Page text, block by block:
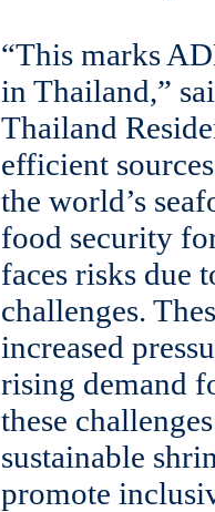
“This marks
in Thailand,”
Thailand
efficient
the world’s
food security
faces risks due
challenges.
increased
rising demand
these
sustainable
promote